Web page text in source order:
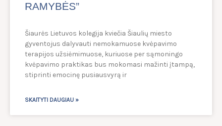
RAMYBĖS”
Šiaurės Lietuvos kolegija kviečia Šiaulių miesto
gyventojus dalyvauti nemokamuose kvėpavimo
terapijos užsiėmimuose, kuriuose per sąmoningo
kvėpavimo praktikas bus mokomasi mažinti įtampą,
stiprinti emocinę pusiausvyrą ir
SKAITYTI DAUGIAU »